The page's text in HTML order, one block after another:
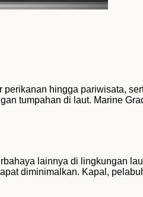
hingga pariwisata,
tumpahan di laut. Marine
lainnya di lingkungan
diminimalkan. Kapal,